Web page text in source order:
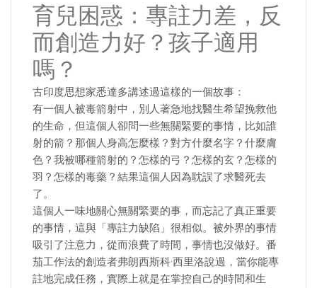
育兒困惑：專註力差，反
而創造力好？孩子適用
嗎？
古印度思想家悉達多講述過這樣的一個故事：
有一個人被毒箭射中，別人著急地找醫生希望挽救他
的生命，但這個人卻問一些無關緊要的事情，比如誰
射的箭？那個人身高怎麼樣？對方什麼名字？什麼膚
色？我被哪種箭射的？怎樣的弓？怎樣的玄？怎樣的
羽？怎樣的毒藥？結果這個人因為耽誤了求醫死去
了。
這個人一味地關心無關緊要的事，而忘記了真正重要
的事情，這與「專註力缺陷」很相似。被外界的事情
吸引了注意力，從而浪費了時間，事情也沒做好。番
茄工作法的創造者弗朗西斯科·西里洛說過，當你能專
註地完成任務，實際上就是在掌控自己的時間和生